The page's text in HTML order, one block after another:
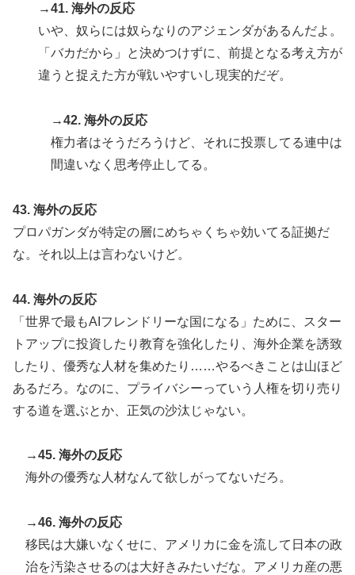
→41. 海外の反応
いや、奴らには奴らなりのアジェンダがあるんだよ。
「バカだから」と決めつけずに、前提となる考え方が
違うと捉えた方が戦いやすいし現実的だぞ。
→42. 海外の反応
権力者はそうだろうけど、それに投票してる連中は
間違いなく思考停止してる。
43. 海外の反応
プロパガンダが特定の層にめちゃくちゃ効いてる証拠だ
な。それ以上は言わないけど。
44. 海外の反応
「世界で最もAIフレンドリーな国になる」ために、スター
トアップに投資したり教育を強化したり、海外企業を誘致
したり、優秀な人材を集めたり……やるべきことは山ほど
あるだろ。なのに、プライバシーっていう人権を切り売り
する道を選ぶとか、正気の沙汰じゃない。
→45. 海外の反応
海外の優秀な人材なんて欲しがってないだろ。
→46. 海外の反応
移民は大嫌いなくせに、アメリカに金を流して日本の政
治を汚染させるのは大好きみたいだな。アメリカ産の悪